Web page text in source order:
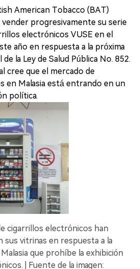
American Tobacco (BAT)
vender progresivamente su serie
electrónicos VUSE en el
año en respuesta a la próxima
la Ley de Salud Pública No. 852.
cree que el mercado de
en Malasia está entrando en un
política.
cigarrillos electrónicos han
sus vitrinas en respuesta a la
que prohíbe la exhibición
| Fuente de la imagen: